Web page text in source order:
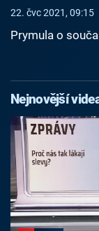
22. čvc 2021, 09:15
Prymula o
Nejnovější